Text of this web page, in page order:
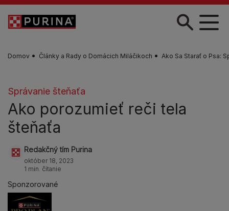
Skočiť na hlavný obsah
Domov Články a Rady o Domácich Miláčikoch Ako Sa Starať o Psa:
Správanie šteňaťa
Ako porozumieť reči tela
šteňaťa
Redakčný tím Purina
október 18, 2023
1 min. čítanie
Sponzorované